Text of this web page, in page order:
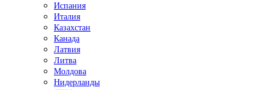
Испания
Италия
Казахстан
Канада
Латвия
Литва
Молдова
Нидерланды